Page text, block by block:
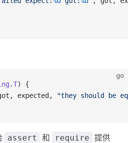
go
.T) {
, expected ,
"they should be
assert 和 require 提供